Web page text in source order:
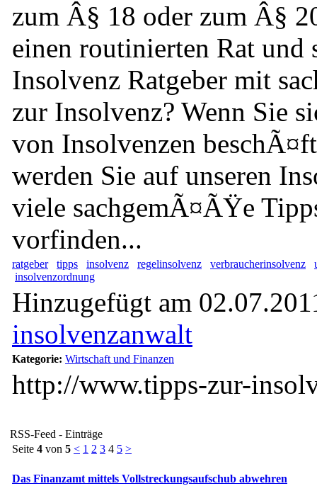
zum Â§ 18 oder zum Â§
einen routinierten Rat und
Insolvenz Ratgeber mit
zur Insolvenz? Wenn Sie
von Insolvenzen
werden Sie auf unseren
viele sachgemÃ¤ÃŸe
vorfinden...
ratgeber tipps insolvenz regelinsolvenz verbraucherinsolvenz
insolvenzordnung
Hinzugefügt am
insolvenzanwalt
Kategorie: Wirtschaft und Finanzen
http://www.tipps-zur-
RSS-Feed - Einträge
Seite 4 von 5 < 1 2 3 4 5 >
Das Finanzamt mittels Vollstreckungsaufschub abwehren